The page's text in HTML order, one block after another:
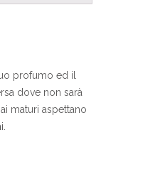
profumo ed il
dove non sarà
maturi aspettano